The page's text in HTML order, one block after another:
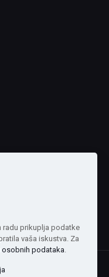
radu prikuplja podatke
vaša iskustva. Za
osobnih podataka.